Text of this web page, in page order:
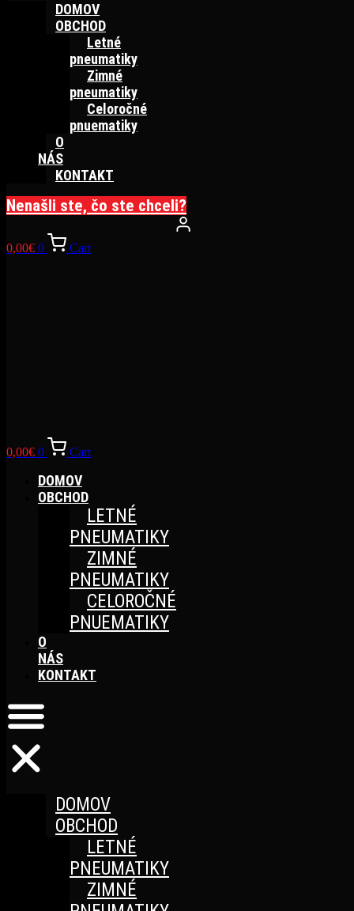
DOMOV
OBCHOD
Letné
pneumatiky
Zimné
pneumatiky
Celoročné
pnuematiky
O
NÁS
KONTAKT
Nenašli ste, čo ste chceli?
0,00€ 0 Cart
0,00€ 0 Cart
DOMOV
OBCHOD
LETNÉ
PNEUMATIKY
ZIMNÉ
PNEUMATIKY
CELOROČNÉ
PNUEMATIKY
O
NÁS
KONTAKT
DOMOV
OBCHOD
LETNÉ
PNEUMATIKY
ZIMNÉ